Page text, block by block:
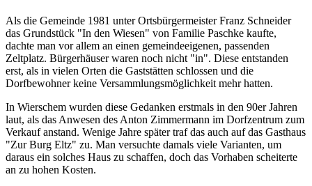
Als die Gemeinde 1981 unter Ortsbürgermeister Franz Schneider
das Grund­stück "In den Wiesen" von Familie Paschke kaufte,
dachte man vor allem an einen gemeindeeigenen, passenden
Zeltplatz. Bürgerhäuser waren noch nicht "in". Diese entstanden
erst, als in vielen Orten die Gaststätten schlossen und die
Dorfbewohner keine Versammlungsmöglichkeit mehr hatten.
In Wierschem wurden diese Gedanken erstmals in den 90er Jahren
laut, als das Anwesen des Anton Zimmermann im Dorfzentrum zum
Verkauf an­stand. Wenige Jahre später traf das auch auf das Gasthaus
"Zur Burg Eltz" zu. Man versuchte damals viele Varianten, um
daraus ein solches Haus zu schaffen, doch das Vorhaben scheiterte
an zu hohen Kosten.